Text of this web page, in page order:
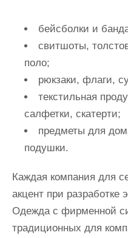
бейсболки и
свитшоты,
поло;
рюкзаки, флаги,
текстильная
салфетки, скатерти;
предметы для
подушки.
Каждая компания для
акцент при разработке
Одежда с фирменной
традиционных для